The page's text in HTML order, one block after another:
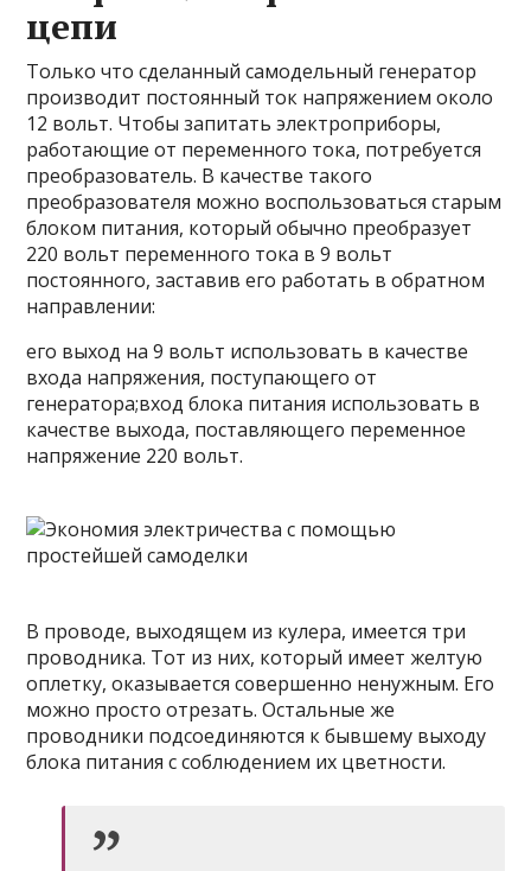
цепи
Только что сделанный самодельный генератор
производит постоянный ток напряжением около
12 вольт. Чтобы запитать электроприборы,
работающие от переменного тока, потребуется
преобразователь. В качестве такого
преобразователя можно воспользоваться старым
блоком питания, который обычно преобразует
220 вольт переменного тока в 9 вольт
постоянного, заставив его работать в обратном
направлении:
его выход на 9 вольт использовать в качестве
входа напряжения, поступающего от
генератора;вход блока питания использовать в
качестве выхода, поставляющего переменное
напряжение 220 вольт.
В проводе, выходящем из кулера, имеется три
проводника. Тот из них, который имеет желтую
оплетку, оказывается совершенно ненужным. Его
можно просто отрезать. Остальные же
проводники подсоединяются к бывшему выходу
блока питания с соблюдением их цветности.